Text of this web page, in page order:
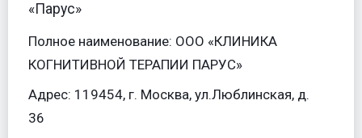
«Парус»
Полное наименование: ООО «КЛИНИКА
КОГНИТИВНОЙ ТЕРАПИИ ПАРУС»
Адрес: 119454, г. Москва, ул.Люблинская, д.
36